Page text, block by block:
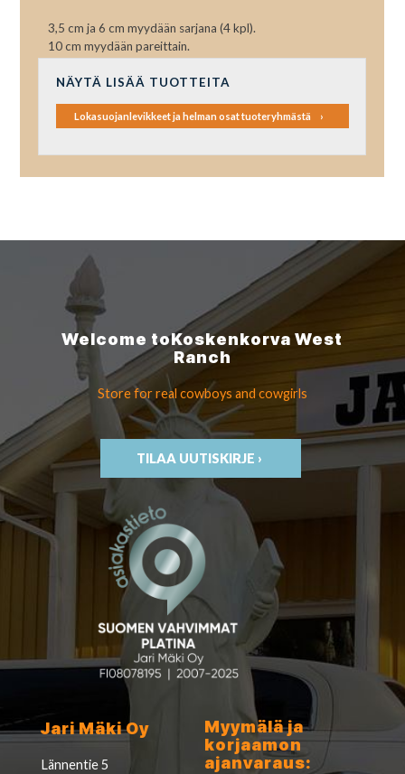
3,5 cm ja 6 cm myydään sarjana (4 kpl).
10 cm myydään pareittain.
NÄYTÄ LISÄÄ TUOTTEITA
Lokasuojanlevikkeet ja helman osat tuoteryhmästä
Welcome toKoskenkorvaWest
Ranch
Store for real cowboys and cowgirls
TILAA UUTISKIRJE ›
Jari Mäki Oy
Lännentie 5
Myymälä ja
korjaamon
ajanvaraus: